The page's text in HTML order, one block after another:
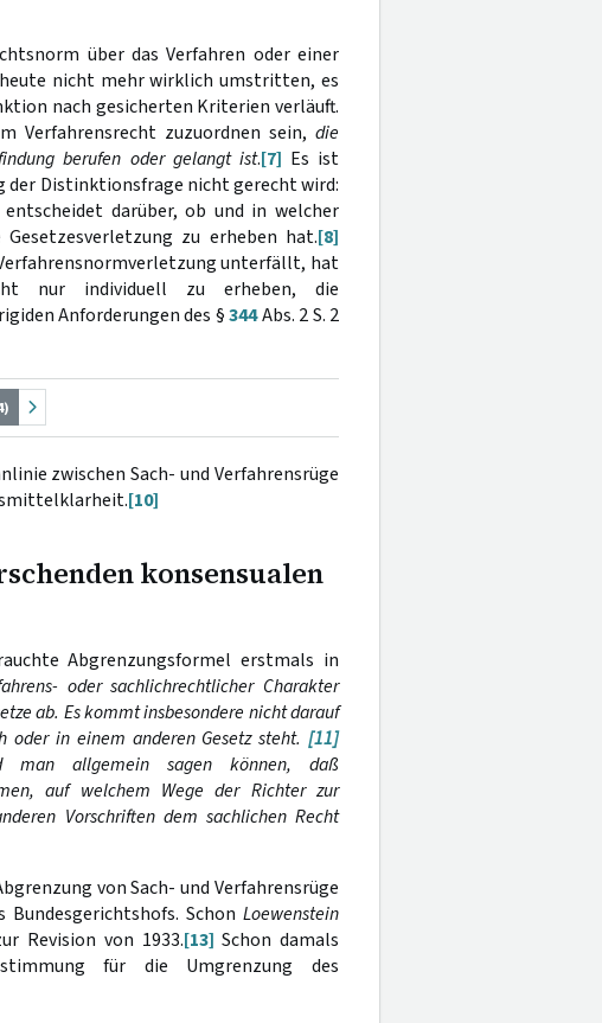
über das Verfahren oder einer
nicht mehr wirklich umstritten, es
nach gesicherten Kriterien verläuft.
Verfahrensrecht zuzuordnen sein, die
berufen oder gelangt ist.[7] Es ist
der Distinktionsfrage nicht gerecht wird:
entscheidet darüber, ob und in welcher
zu erheben hat.[8]
unterfällt, hat
nur individuell zu erheben, die
Anforderungen des §344Abs. 2 S. 2
zwischen Sach- und Verfahrensrüge
[10]
konsensualen
Abgrenzungsformel erstmals in
oder sachlichrechtlicher Charakter
ab. Es kommt insbesondere nicht darauf
oder in einem anderen Gesetz steht. [11]
man allgemein sagen können, daß
auf welchem Wege der Richter zur
Vorschriften dem sachlichen Recht
von Sach- und Verfahrensrüge
Schon Loewenstein
Revision von 1933.[13] Schon damals
für die Umgrenzung des